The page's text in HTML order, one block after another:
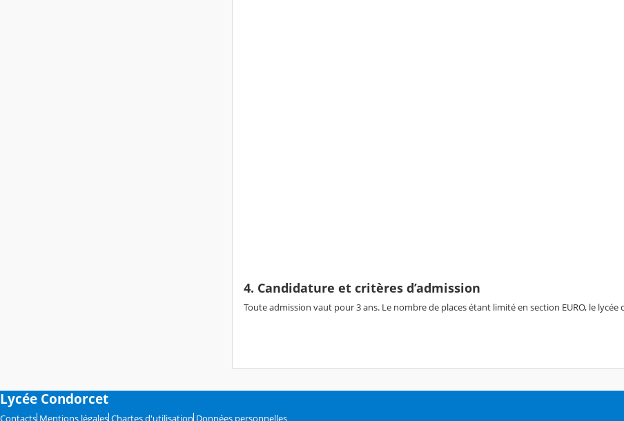
4. Candidature et critères d’admission
Toute admission vaut pour 3 ans. Le nombre de places étant limité en section EURO, le
Lycée Condorcet
Contacts Mentions légales Chartes d'utilisation Données personnelles